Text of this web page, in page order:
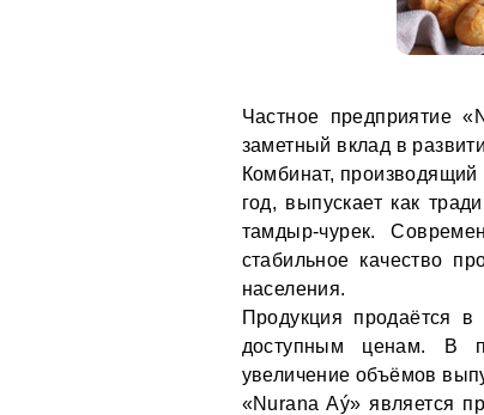
Частное предприятие
заметный вклад в
Комбинат, производящий
год, выпускает как
тамдыр-чурек.
стабильное качество
населения.
Продукция продаётся
доступным ценам. В
увеличение объёмов
«Nurana Aý» является